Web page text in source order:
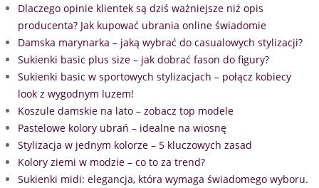
Dlaczego opinie klientek są dziś ważniejsze niż opis
producenta? Jak kupować ubrania online świadomie
Damska marynarka – jaką wybrać do casualowych stylizacji?
Sukienki basic plus size – jak dobrać fason do figury?
Sukienki basic w sportowych stylizacjach – połącz kobiecy
look z wygodnym luzem!
Koszule damskie na lato – zobacz top modele
Pastelowe kolory ubrań – idealne na wiosnę
Stylizacja w jednym kolorze – 5 kluczowych zasad
Kolory ziemi w modzie – co to za trend?
Sukienki midi: elegancja, która wymaga świadomego wyboru.